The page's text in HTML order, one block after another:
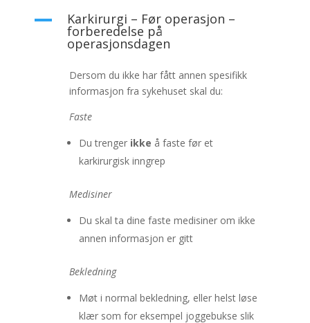
A Karkirurgi – Før operasjon –
forberedelse på
operasjonsdagen
Dersom du ikke har fått annen spesifikk
informasjon fra sykehuset skal du:
Faste
Du trenger ikke å faste før et
karkirurgisk inngrep
Medisiner
Du skal ta dine faste medisiner om ikke
annen informasjon er gitt
Bekledning
Møt i normal bekledning, eller helst løse
klær som for eksempel joggebukse slik